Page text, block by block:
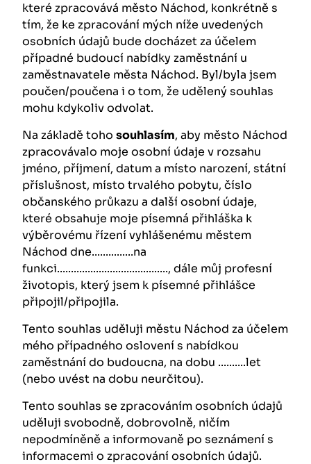
které zpracovává město Náchod, konkrétně s
tím, že ke zpracování mých níže uvedených
osobních údajů bude docházet za účelem
případné budoucí nabídky zaměstnání u
zaměstnavatele města Náchod. Byl/byla jsem
poučen/poučena i o tom, že udělený souhlas
mohu kdykoliv odvolat.
Na základě toho souhlasím, aby město Náchod
zpracovávalo moje osobní údaje v rozsahu
jméno, příjmení, datum a místo narození, státní
příslušnost, místo trvalého pobytu, číslo
občanského průkazu a další osobní údaje,
které obsahuje moje písemná přihláška k
výběrovému řízení vyhlášenému městem
Náchod dne...............na
funkci........................................, dále můj profesní
životopis, který jsem k písemné přihlášce
připojil/připojila.
Tento souhlas uděluji městu Náchod za účelem
mého případného oslovení s nabídkou
zaměstnání do budoucna, na dobu ..........let
(nebo uvést na dobu neurčitou).
Tento souhlas se zpracováním osobních údajů
uděluji svobodně, dobrovolně, ničím
nepodmíněně a informovaně po seznámení s
informacemi o zpracování osobních údajů.